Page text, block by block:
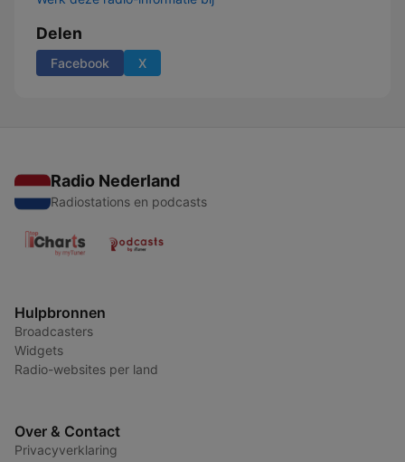
Delen
Facebook X
Radio Nederland
Radiostations en podcasts
Hulpbronnen
Broadcasters
Widgets
Radio-websites per land
Over & Contact
Privacyverklaring